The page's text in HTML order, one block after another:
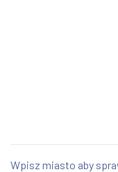
Wpisz miasto aby